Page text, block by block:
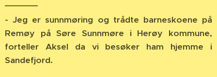
- Jeg er sunnmøring og trådte barneskoene på
Remøy på Søre Sunnmøre i Herøy kommune,
forteller Aksel da vi besøker ham hjemme i
Sandefjord.